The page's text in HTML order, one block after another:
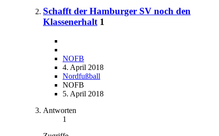
Schafft der Hamburger SV noch den
Klassenerhalt 1
NOFB
4. April 2018
Nordfußball
NOFB
5. April 2018
Antworten
1